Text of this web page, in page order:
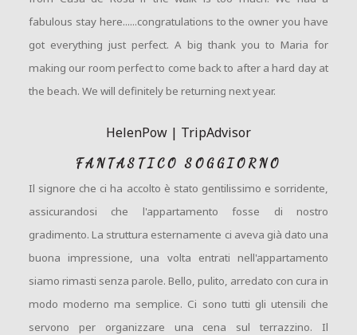
fabulous stay here......congratulations to the owner you have
got everything just perfect. A big thank you to Maria for
making our room perfect to come back to after a hard day at
the beach. We will definitely be returning next year.
HelenPow | TripAdvisor
FANTASTICO SOGGIORNO
Il signore che ci ha accolto è stato gentilissimo e sorridente,
assicurandosi che l'appartamento fosse di nostro
gradimento. La struttura esternamente ci aveva già dato una
buona impressione, una volta entrati nell'appartamento
siamo rimasti senza parole. Bello, pulito, arredato con cura in
modo moderno ma semplice. Ci sono tutti gli utensili che
servono per organizzare una cena sul terrazzino. Il